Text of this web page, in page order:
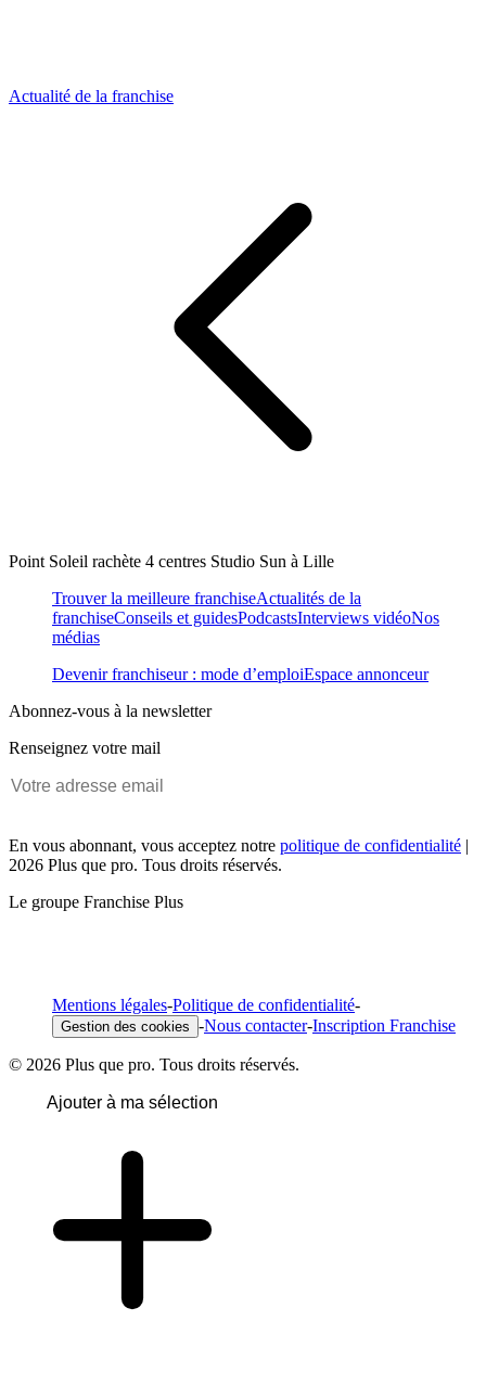
Actualité de la franchise
Point Soleil rachète 4 centres Studio Sun à Lille
Trouver la meilleure franchiseActualités de la
franchiseConseils et guidesPodcastsInterviews vidéoNos
médias
Devenir franchiseur : mode d’emploiEspace annonceur
Abonnez-vous à la newsletter
Renseignez votre mail
En vous abonnant, vous acceptez notre politique de confidentialité |
2026 Plus que pro. Tous droits réservés.
Le groupe Franchise Plus
Mentions légales-Politique de confidentialité-
Gestion des cookies -Nous contacter-Inscription Franchise
© 2026 Plus que pro. Tous droits réservés.
Ajouter à ma sélection